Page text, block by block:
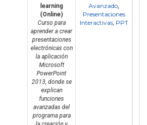
learning
(Online)
Curso para
aprender a crear
presentaciones
electrónicas con
la aplicación
Microsoft
PowerPoint
2013, donde se
explican
funciones
avanzadas del
programa para
Avanzado,
Presentaciones
Interactivas, PPT